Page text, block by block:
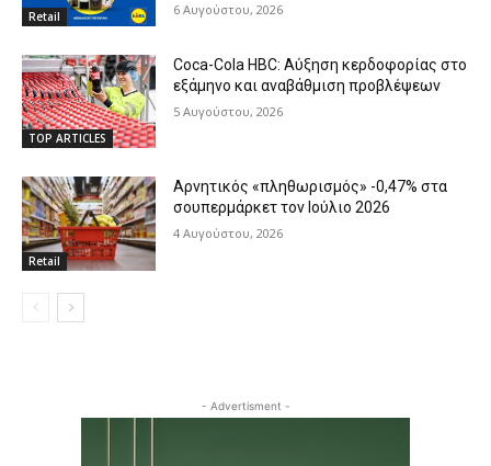
Retail 6 Αυγούστου, 2026
TOP ARTICLES
Coca-Cola HBC: Αύξηση κερδοφορίας στο
εξάμηνο και αναβάθμιση προβλέψεων
5 Αυγούστου, 2026
Retail
Αρνητικός «πληθωρισμός» -0,47% στα
σουπερμάρκετ τον Ιούλιο 2026
4 Αυγούστου, 2026
- Advertisment -